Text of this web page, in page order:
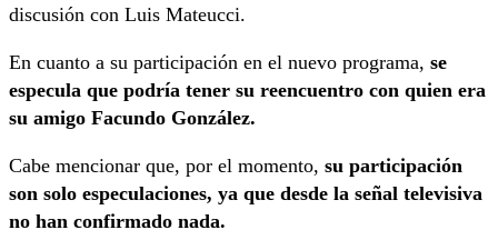
discusión con Luis Mateucci.
En cuanto a su participación en el nuevo programa, se
especula que podría tener su reencuentro con quien era
su amigo Facundo González.
Cabe mencionar que, por el momento, su participación
son solo especulaciones, ya que desde la señal televisiva
no han confirmado nada.